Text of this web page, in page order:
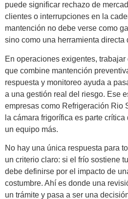
puede significar rechazo de
clientes o interrupciones en la
mantención no debe verse como
sino como una herramienta directa
En operaciones exigentes,
que combine mantención
respuesta y monitoreo ayuda a
a una gestión real del riesgo. Ese
empresas como Refrigeración Rio
la cámara frigorífica es parte
un equipo más.
No hay una única respuesta para
un criterio claro: si el frío sostiene
debe definirse por el impacto de
costumbre. Ahí es donde una
un trámite y pasa a ser una